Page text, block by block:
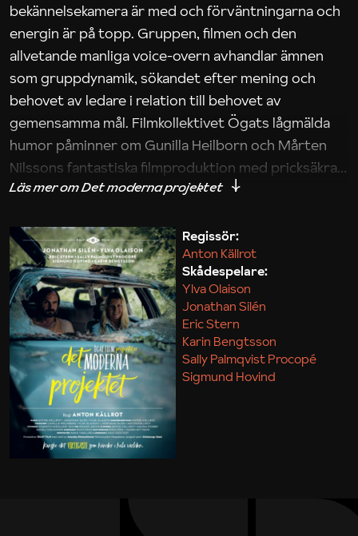
bekännelsekamera är med och förväntningarna och
energin är på topp. Gruppen, filmen och den
allvetande manliga voice-overn avhandlar ämnen
som gruppdynamik, sökandet efter mening och
behovet av ledare i relation till behovet av
gemensamma mål. Filmkollektivet Ögats lågmälda
humor påminner om Gunilla Heilborn och Mårten
Nilssons fantastiska filmproduktion med pricksäkra
iakttagelser om hur svårt det kan vara att omsätta
Maja Kekonius
Regissör:
Anton Källrot
Skådespelare:
Ylva Olaison
Jonathan Silén
Eric Stern
Karin Bengtsson
Sally Palmqvist Procopé
Sigmund Hovind